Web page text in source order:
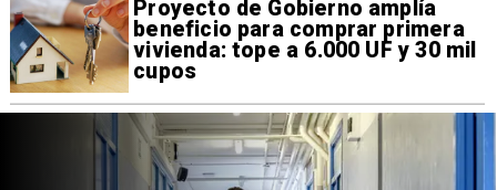
Proyecto de Gobierno amplía
beneficio para comprar primera
vivienda: tope a 6.000 UF y 30 mil
cupos